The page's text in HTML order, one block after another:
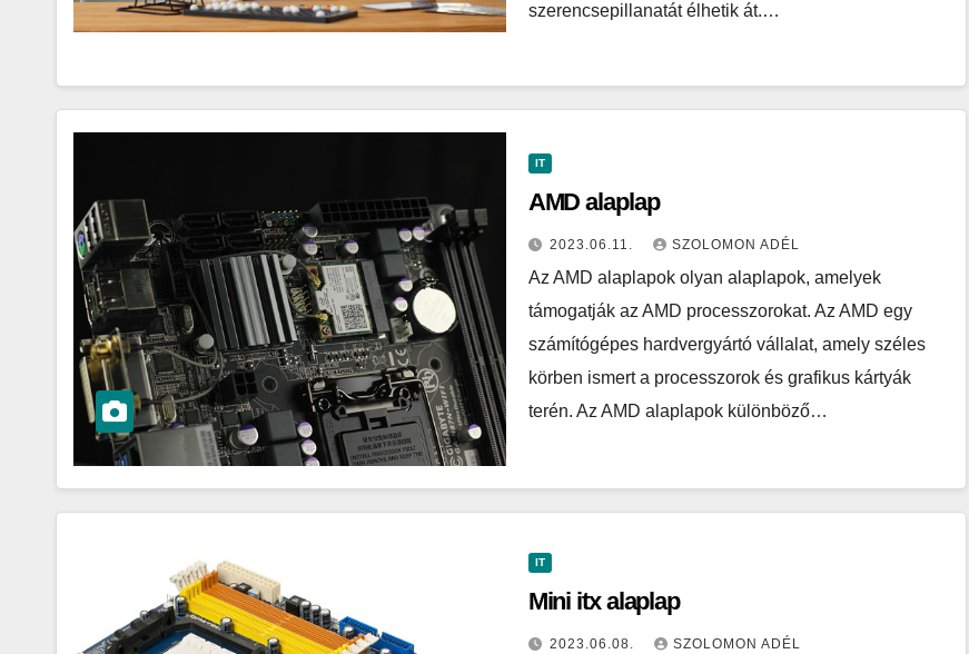
szerencsepillanatát élhetik át.…
IT
AMD alaplap
2023.06.11. SZOLOMON ADÉL
Az AMD alaplapok olyan alaplapok, amelyek
támogatják az AMD processzorokat. Az AMD egy
számítógépes hardvergyártó vállalat, amely széles
körben ismert a processzorok és grafikus kártyák
terén. Az AMD alaplapok különböző…
IT
Mini itx alaplap
2023.06.08. SZOLOMON ADÉL